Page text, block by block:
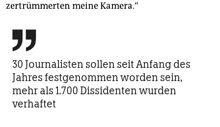
zertrümmerten meine Kamera.“

30 Journalisten sollen seit Anfang des
Jahres festgenommen worden sein,
mehr als 1.700 Dissidenten wurden
verhaftet